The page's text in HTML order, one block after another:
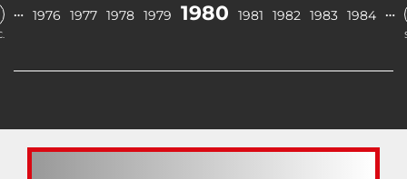
… 1976 1977 1978 1979 1980 1981 1982 1983 1984 …